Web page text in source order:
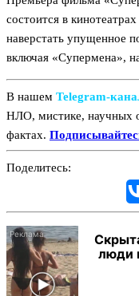
состоится в
наверстать упущенное
включая «Супермена»,
В нашем
НЛО, мистике, научных
фактах.
Поделитесь:
люди